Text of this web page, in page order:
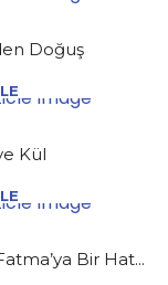
Doğuş
Kül
Bir Hat...